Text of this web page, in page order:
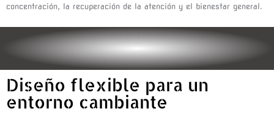
concentración, la recuperación de la atención y el bienestar general.
Diseño flexible para un
entorno cambiante